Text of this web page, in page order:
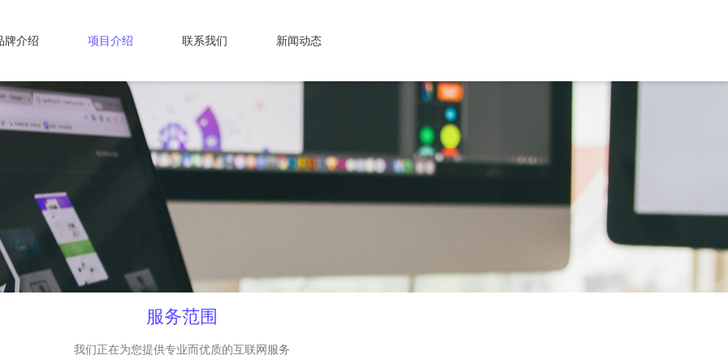
牌介绍 项目介绍 联系我们 新闻动态
服务范围
我们正在为您提供专业而优质的互联网服务